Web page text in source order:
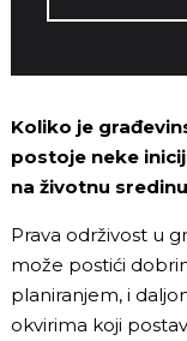
Koliko je
postoje neke
na životnu
Prava održivost u
može postići
planiranjem, i
okvirima koji